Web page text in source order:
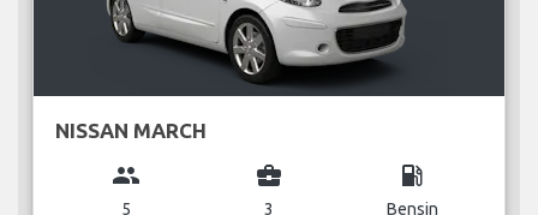
NISSAN MARCH
group
5
business_center
3
local_gas_station
Bensin